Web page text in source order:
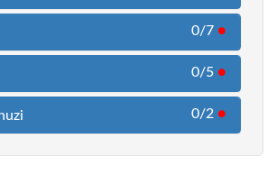
0/7 ●
0/5 ●
0/2 ●